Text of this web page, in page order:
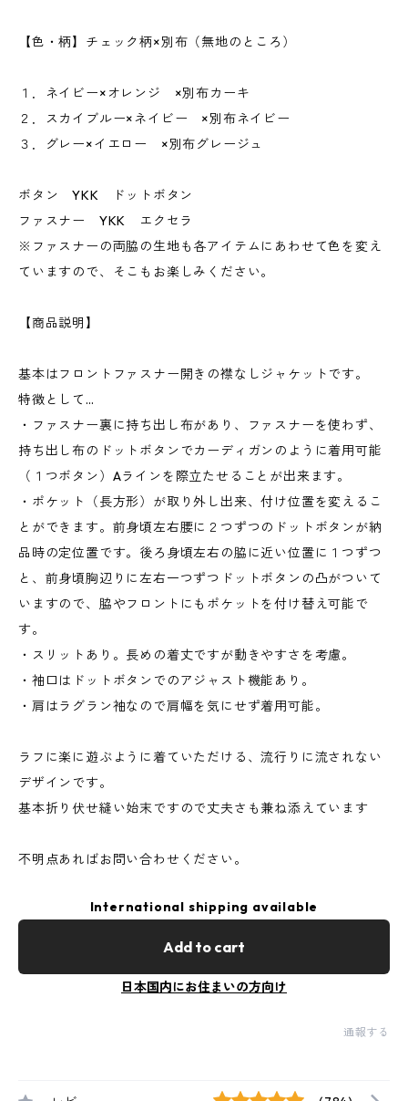
【色・柄】チェック柄×別布（無地のところ）
１．ネイビー×オレンジ ×別布カーキ
２．スカイブルー×ネイビー ×別布ネイビー
３．グレー×イエロー ×別布グレージュ
ボタン YKK ドットボタン
ファスナー YKK エクセラ
※ファスナーの両脇の生地も各アイテムにあわせて色を変え
ていますので、そこもお楽しみください。
【商品説明】
基本はフロントファスナー開きの襟なしジャケットです。
特徴として…
・ファスナー裏に持ち出し布があり、ファスナーを使わず、
持ち出し布のドットボタンでカーディガンのように着用可能
（１つボタン）Aラインを際立たせることが出来ます。
・ポケット（長方形）が取り外し出来、付け位置を変えるこ
とができます。前身頃左右腰に２つずつのドットボタンが納
品時の定位置です。後ろ身頃左右の脇に近い位置に１つずつ
と、前身頃胸辺りに左右一つずつドットボタンの凸がついて
いますので、脇やフロントにもポケットを付け替え可能で
す。
・スリットあり。長めの着丈ですが動きやすさを考慮。
・袖口はドットボタンでのアジャスト機能あり。
・肩はラグラン袖なので肩幅を気にせず着用可能。
ラフに楽に遊ぶように着ていただける、流行りに流されない
デザインです。
基本折り伏せ縫い始末ですので丈夫さも兼ね添えています
不明点あればお問い合わせください。
International shipping available
Add to cart
日本国内にお住まいの方向け
通報する